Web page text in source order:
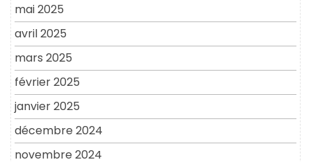
mai 2025
avril 2025
mars 2025
février 2025
janvier 2025
décembre 2024
novembre 2024